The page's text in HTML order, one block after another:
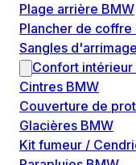
Plage arrière BMW
Plancher de coffre
Sangles
Confort intérieur
Cintres BMW
Couverture de
Glacières BMW
Kit fumeur /